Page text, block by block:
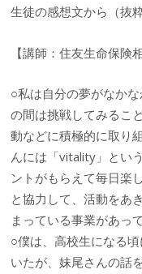
生徒の感想文から（抜粋
【講師：住友生命保
○私は自分の夢がなか
の間は挑戦してみるこ
動などに積極的に取り
んには「vitality」とい
ントがもらえて毎日楽
と協力して、活動をあ
まっている事業があっ
○僕は、高校生になる
いたが、妹尾さんの話